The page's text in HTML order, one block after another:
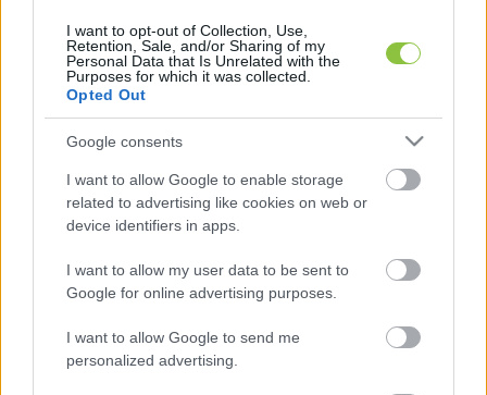
I want to opt-out of Collection, Use,
Retention, Sale, and/or Sharing of my
Personal Data that Is Unrelated with the
Purposes for which it was collected.
Opted Out
Google consents
I want to allow Google to enable storage
related to advertising like cookies on web or
device identifiers in apps.
I want to allow my user data to be sent to
Google for online advertising purposes.
I want to allow Google to send me
personalized advertising.
A városháza felújítói bővíthetik a
A nyílt tender eredményét az ajánlatkérő BMSK